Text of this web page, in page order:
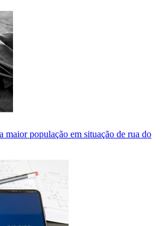
maior população em situação de rua do